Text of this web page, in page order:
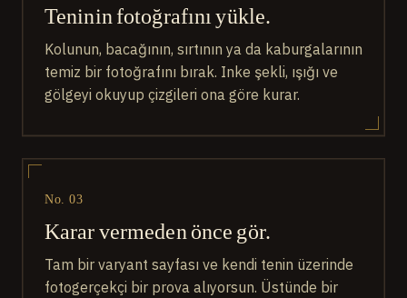
Teninin fotoğrafını yükle.
Kolunun, bacağının, sırtının ya da kaburgalarının
temiz bir fotoğrafını bırak. Inke şekli, ışığı ve
gölgeyi okuyup çizgileri ona göre kurar.
No. 03
Karar vermeden önce gör.
Tam bir varyant sayfası ve kendi tenin üzerinde
fotogerçekçi bir prova alıyorsun. Üstünde bir